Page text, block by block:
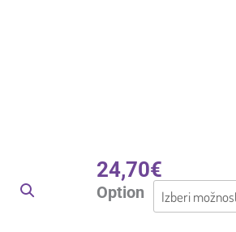
24,70€
Option
Steklena
širokovratna
steklenička
150